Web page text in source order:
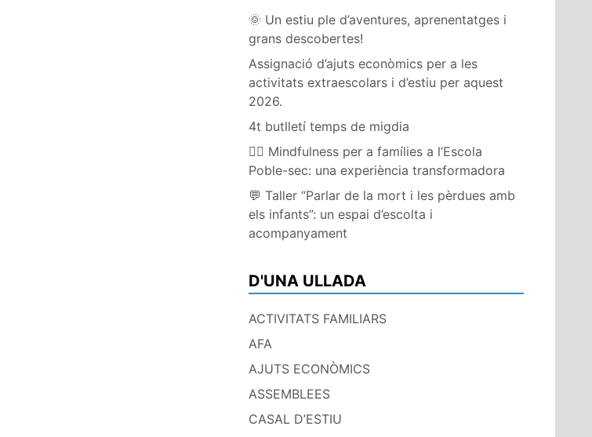
🌞 Un estiu ple d’aventures, aprenentatges i
grans descobertes!
Assignació d’ajuts econòmics per a les
activitats extraescolars i d’estiu per aquest
2026.
4t butlletí temps de migdia
🧘‍♀️ Mindfulness per a famílies a l’Escola
Poble-sec: una experiència transformadora
💬 Taller “Parlar de la mort i les pèrdues amb
els infants”: un espai d’escolta i
acompanyament
D'UNA ULLADA
ACTIVITATS FAMILIARS
AFA
AJUTS ECONÒMICS
ASSEMBLEES
CASAL D’ESTIU